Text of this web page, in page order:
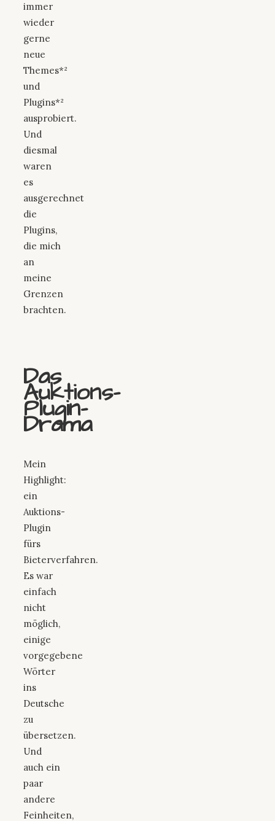
immer
wieder
gerne
neue
Themes*²
und
Plugins*²
ausprobiert.
Und
diesmal
waren
es
ausgerechnet
die
Plugins,
die mich
an
meine
Grenzen
brachten.
Das
Auktions-
Plugin-
Drama
Mein
Highlight:
ein
Auktions-
Plugin
fürs
Bieterverfahren.
Es war
einfach
nicht
möglich,
einige
vorgegebene
Wörter
ins
Deutsche
zu
übersetzen.
Und
auch ein
paar
andere
Feinheiten,